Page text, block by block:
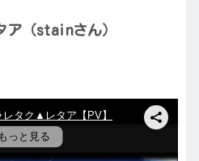
（stainさん）